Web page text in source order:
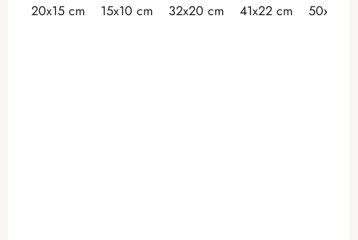
20x15 cm 15x10 cm 32x20 cm 41x22 cm 50x30